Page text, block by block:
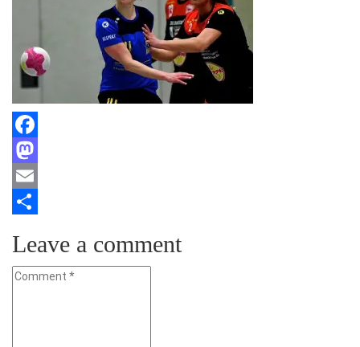
Facebook
Mastodon
Email
Leave a comment